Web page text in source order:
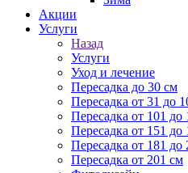
Акции
Услуги
Назад
Услуги
Уход и лечение
Пересадка до 30 см
Пересадка от 31 до
Пересадка от 101 до
Пересадка от 151 до
Пересадка от 181 до
Пересадка от 201 см